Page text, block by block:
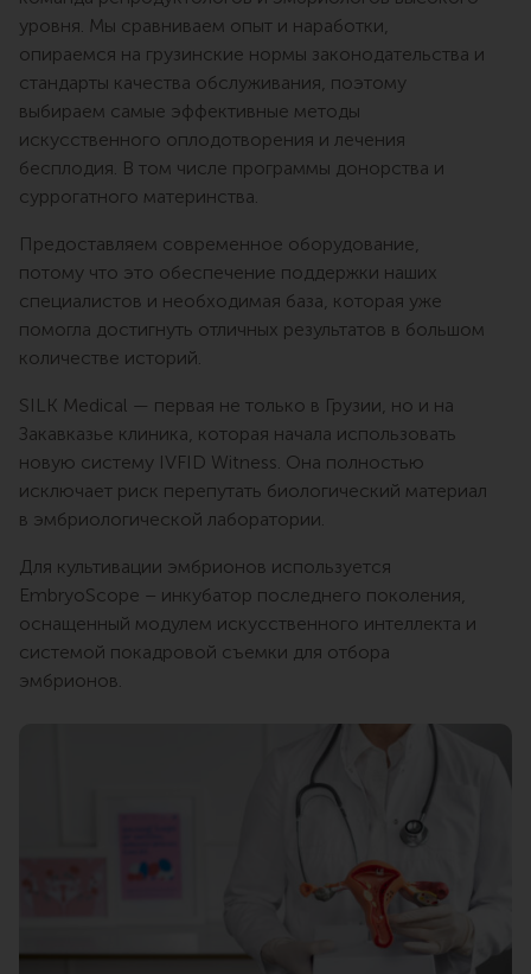
уровня. Мы сравниваем опыт и наработки,
опираемся на грузинские нормы законодательства и
стандарты качества обслуживания, поэтому
выбираем самые эффективные методы
искусственного оплодотворения и лечения
бесплодия. В том числе программы донорства и
суррогатного материнства.
Предоставляем современное оборудование,
потому что это обеспечение поддержки наших
специалистов и необходимая база, которая уже
помогла достигнуть отличных результатов в большом
количестве историй.
SILK Medical — первая не только в Грузии, но и на
Закавказье клиника, которая начала использовать
новую систему IVFID Witness. Она полностью
исключает риск перепутать биологический материал
в эмбриологической лаборатории.
Для культивации эмбрионов используется
EmbryoScope – инкубатор последнего поколения,
оснащенный модулем искусственного интеллекта и
системой покадровой съемки для отбора
эмбрионов.